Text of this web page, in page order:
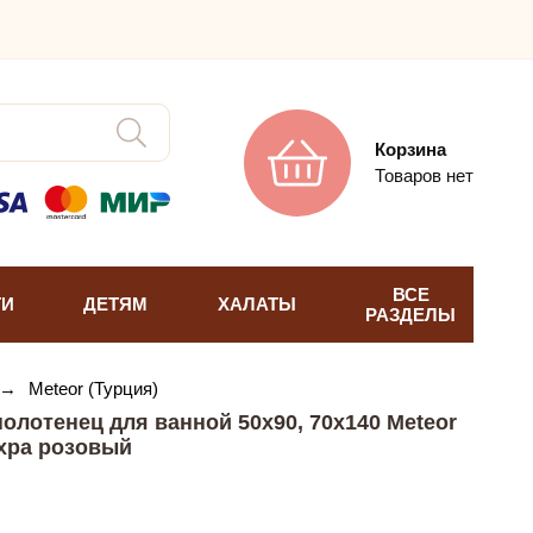
Корзина
Товаров нет
ДЕТЯМ ХАЛАТЫ
ВСЕ
РАЗДЕЛЫ
→ Meteor (Турция)
для ванной 50х90, 70х140 Meteor
розовый